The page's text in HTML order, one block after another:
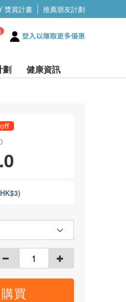
獎賞計畫 推薦朋友計劃
登入以賺取更多優惠
劃 健康資訊
購買